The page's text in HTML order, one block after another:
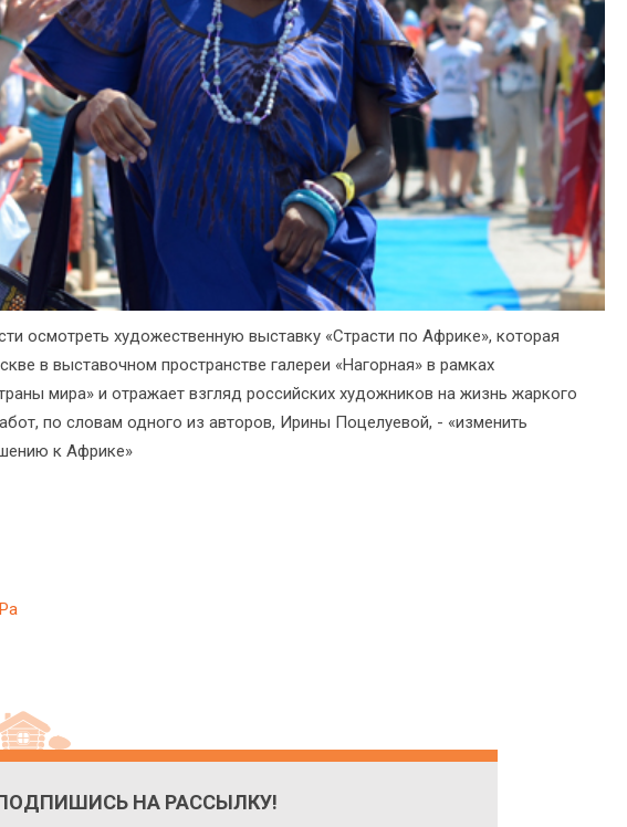
осмотреть художественную выставку «Страсти по Африке», которая
в выставочном пространстве галереи «Нагорная» в рамках
мира» и отражает взгляд российских художников на жизнь жаркого
по словам одного из авторов, Ирины Поцелуевой, - «изменить
к Африке»
НА РАССЫЛКУ!